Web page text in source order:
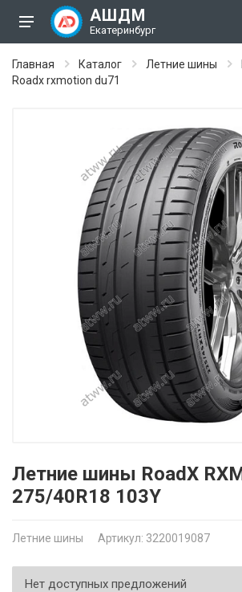
АШДМ
Екатеринбург
Главная Каталог Летние шины
Roadx rxmotion du71
Летние шины RoadX
275/40R18 103Y
Летние шины Артикул: 3220019087
Нет доступных предложений